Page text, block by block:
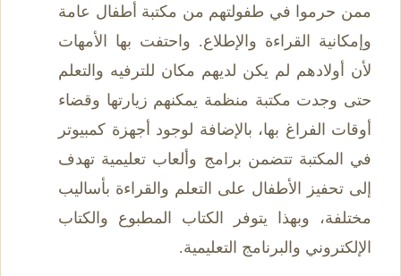
ممن حرموا في طفولتهم من مكتبة أطفال عامة
وإمكانية القراءة والإطلاع. واحتفت بها الأمهات
لأن أولادهم لم يكن لديهم مكان للترفيه والتعلم
حتى وجدت مكتبة منظمة يمكنهم زيارتها وقضاء
أوقات الفراغ بها، بالإضافة لوجود أجهزة كمبيوتر
في المكتبة تتضمن برامج وألعاب تعليمية تهدف
إلى تحفيز الأطفال على التعلم والقراءة بأساليب
مختلفة، وبهذا يتوفر الكتاب المطبوع والكتاب
الإلكتروني والبرنامج التعليمية.